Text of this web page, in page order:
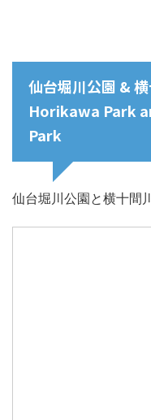
仙台堀川公園 &
Horikawa Park
Park
仙台堀川公園と横十間